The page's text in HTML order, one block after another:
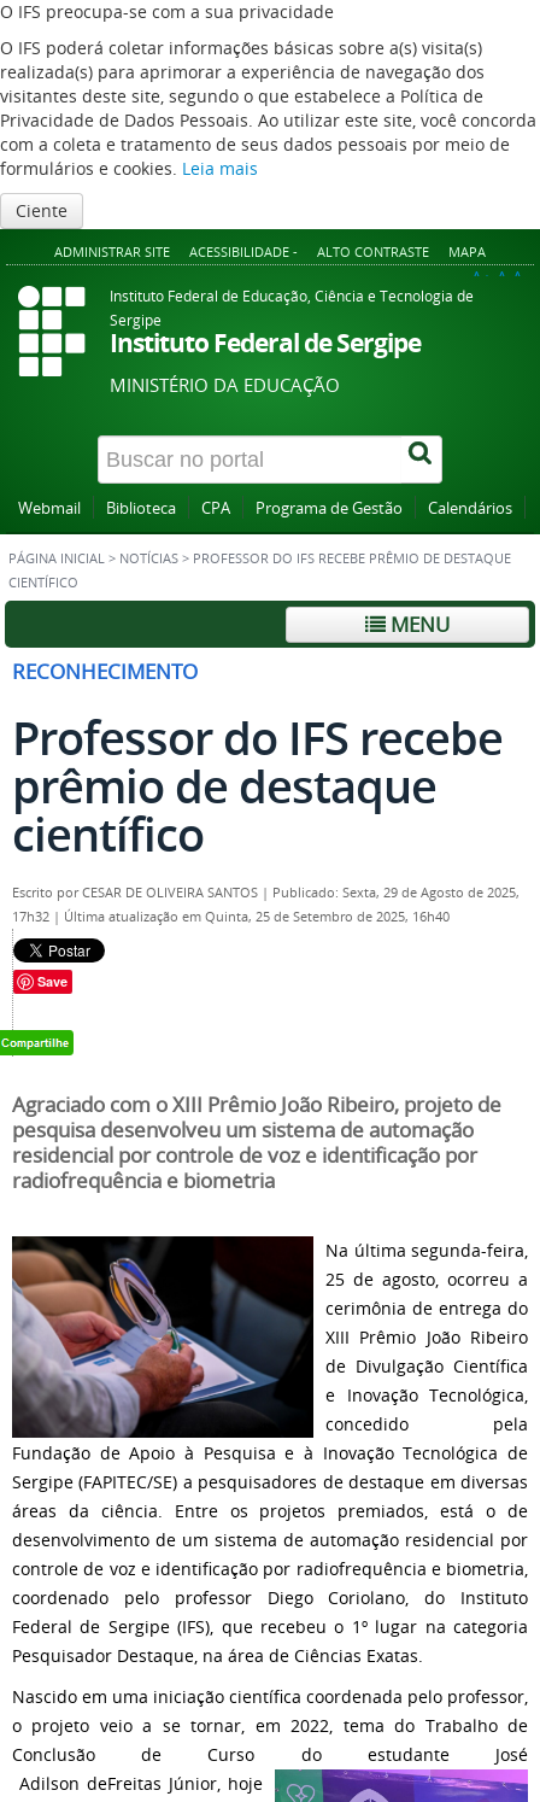
O IFS preocupa-se com a sua privacidade
O IFS poderá coletar informações básicas sobre a(s) visita(s)
realizada(s) para aprimorar a experiência de navegação dos
visitantes deste site, segundo o que estabelece a Política de
Privacidade de Dados Pessoais. Ao utilizar este site, você concorda
com a coleta e tratamento de seus dados pessoais por meio de
formulários e cookies. Leia mais
Ciente
ADMINISTRAR SITE ACESSIBILIDADE - ALTO CONTRASTE MAPA
A+ A A-
Instituto Federal de Educação, Ciência e Tecnologia de
Sergipe
Instituto Federal de Sergipe
MINISTÉRIO DA EDUCAÇÃO
Webmail Biblioteca CPA Programa de Gestão Calendários
PÁGINA INICIAL > NOTÍCIAS > PROFESSOR DO IFS RECEBE PRÊMIO DE DESTAQUE
CIENTÍFICO
MENU
RECONHECIMENTO
Professor do IFS recebe
prêmio de destaque
científico
Escrito porCESAR DE OLIVEIRA SANTOS | Publicado: Sexta, 29 de Agosto de 2025,
17h32 | Última atualização em Quinta, 25 de Setembro de 2025, 16h40
Save
Agraciado com o XIII Prêmio João Ribeiro, projeto de
pesquisa desenvolveu um sistema de automação
residencial por controle de voz e identificação por
radiofrequência e biometria
Na última segunda-feira,
25 de agosto, ocorreu a
cerimônia de entrega do
XIII Prêmio João Ribeiro
de Divulgação Científica
e Inovação Tecnológica,
concedido pela
Fundação de Apoio à Pesquisa e à Inovação Tecnológica de
Sergipe (FAPITEC/SE) a pesquisadores de destaque em diversas
áreas da ciência. Entre os projetos premiados, está o de
desenvolvimento de um sistema de automação residencial por
controle de voz e identificação por radiofrequência e biometria,
coordenado pelo professor Diego Coriolano, do Instituto
Federal de Sergipe (IFS), que recebeu o 1º lugar na categoria
Pesquisador Destaque, na área de Ciências Exatas.
Nascido em uma iniciação científica coordenada pelo professor,
o projeto veio a se tornar, em 2022, tema do Trabalho de
Conclusão de Curso do estudante José
Adilson deFreitas Júnior, hoje